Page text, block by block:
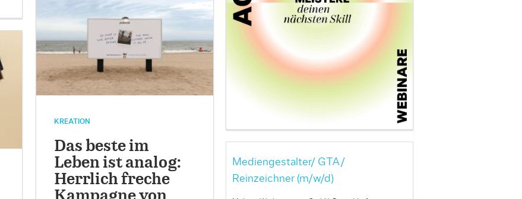
KREATION
Das beste im
Leben ist analog:
Herrlich freche
Mediengestalter/ GTA/
Reinzeichner (m/w/d)